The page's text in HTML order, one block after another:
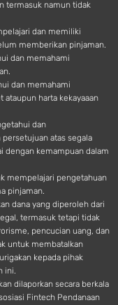
termasuk namun tidak
dan memiliki
memberikan pinjaman.
dan memahami
dan memahami
ataupun harta kekayaaan
dan
atas segala
dengan kemampuan dalam
mempelajari pengetahuan
pinjaman.
dana yang diperoleh dari
termasuk tetapi tidak
pencucian uang, dan
untuk membatalkan
kepada pihak
ini.
dilaporkan secara berkala
Fintech Pendanaan